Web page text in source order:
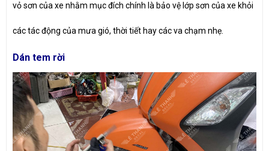
vỏ sơn của xe nhằm mục đích chính là bảo vệ lớp sơn của xe khỏi
các tác động của mưa gió, thời tiết hay các va chạm nhẹ.
Dán tem rời